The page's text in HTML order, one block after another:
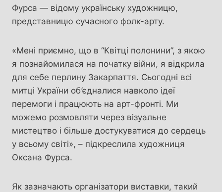
Фурса — відому українську художницю,
представницю сучасного фолк-арту.
«Мені приємно, що в “Квітці полонини”, з якою
я познайомилася на початку війни, я відкрила
для себе перлину Закарпаття. Сьогодні всі
митці України об’єдналися навколо ідеї
перемоги і працюють на арт-фронті. Ми
можемо розмовляти через візуальне
мистецтво і більше достукуватися до сердець
у всьому світі», – підкреслила художниця
Оксана Фурса.
Як зазначають організатори виставки, такий